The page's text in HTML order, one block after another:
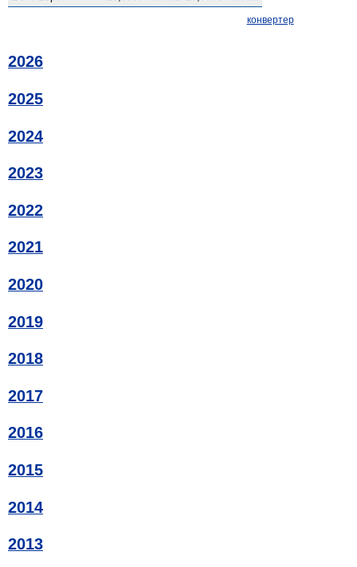
конвертер
2026
2025
2024
2023
2022
2021
2020
2019
2018
2017
2016
2015
2014
2013